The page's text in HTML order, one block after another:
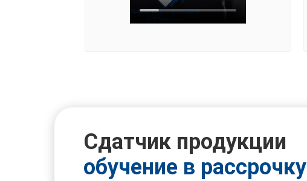
Сдатчик продукции
обучение в рассрочку